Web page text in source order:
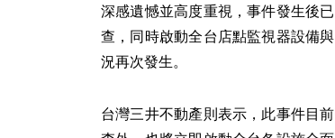
深感遺憾並高度重視，事件發生後
查，同時啟動全台店點監視器設備
況再次發生。
台灣三井不動產則表示，此事件目